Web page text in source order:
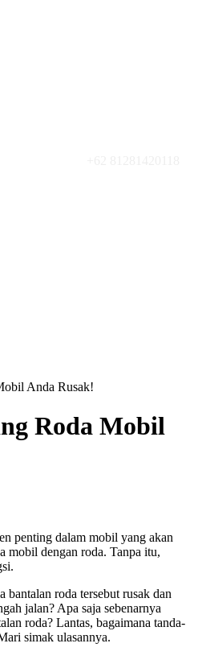
Anda Rusak!
Roda Mobil
penting dalam mobil yang akan
mobil dengan roda. Tanpa itu,
roda tersebut rusak dan
jalan? Apa saja sebenarnya
roda? Lantas, bagaimana tanda-
simak ulasannya.